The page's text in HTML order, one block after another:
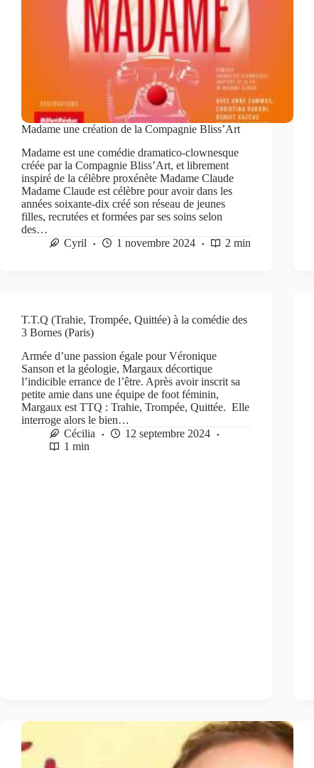
Madame une création de la Compagnie Bliss’Art
Madame est une comédie dramatico-clownesque
créée par la Compagnie Bliss’Art, et librement
inspiré de la célèbre proxénète Madame Claude
Madame Claude est célèbre pour avoir dans les
années soixante-dix créé son réseau de jeunes
filles, recrutées et formées par ses soins selon
des…
Cyril
1 novembre 2024 2 min
T.T.Q (Trahie, Trompée, Quittée) à la comédie des
3 Bornes (Paris)
Armée d’une passion égale pour Véronique
Sanson et la géologie, Margaux décortique
l’indicible errance de l’être. Après avoir inscrit sa
petite amie dans une équipe de foot féminin,
Margaux est TTQ : Trahie, Trompée, Quittée. Elle
interroge alors le bien…
Cécilia
12 septembre 2024
1 min